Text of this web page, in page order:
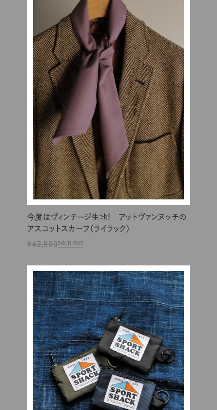
今度はヴィンテージ生地！ アットヴァンヌッチの
アスコットスカーフ（ライラック）
¥42,900SOLD OUT